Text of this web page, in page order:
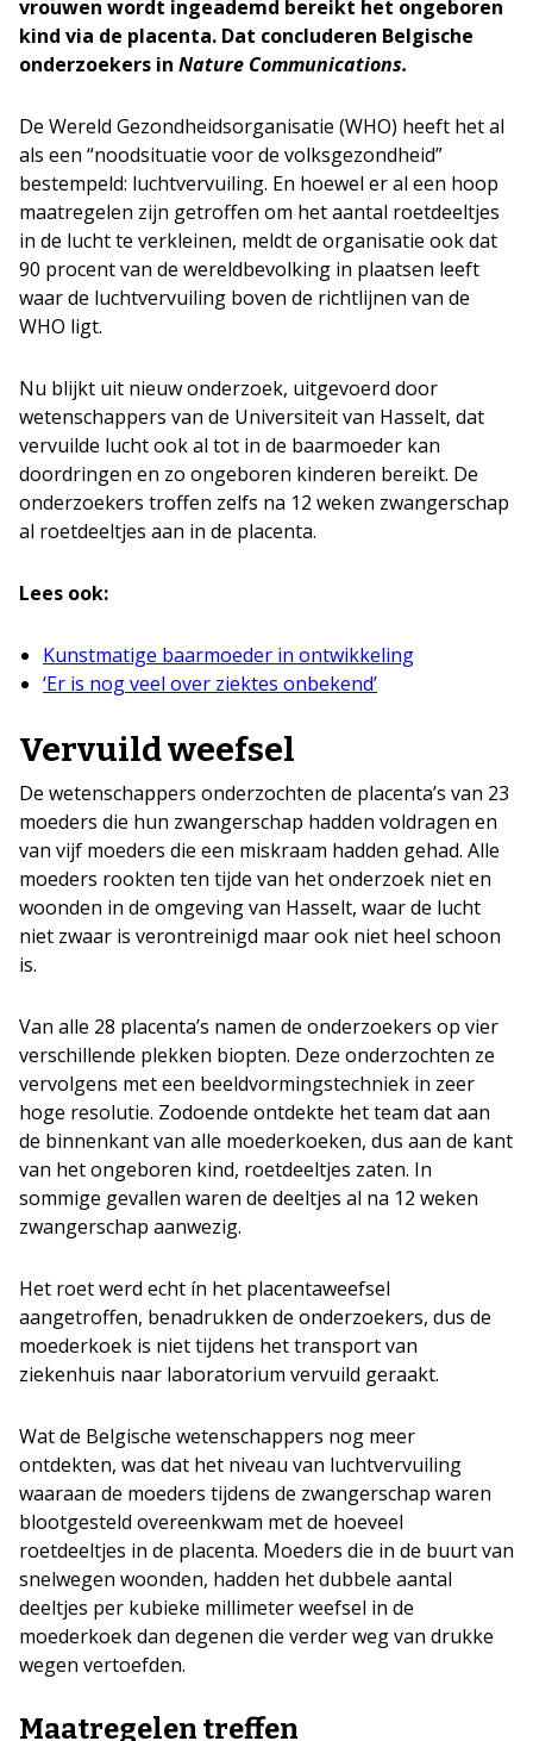
vrouwen wordt ingeademd bereikt het ongeboren
kind via de placenta. Dat concluderen Belgische
onderzoekers in Nature Communications.
De Wereld Gezondheidsorganisatie (WHO) heeft het al
als een “noodsituatie voor de volksgezondheid”
bestempeld: luchtvervuiling. En hoewel er al een hoop
maatregelen zijn getroffen om het aantal roetdeeltjes
in de lucht te verkleinen, meldt de organisatie ook dat
90 procent van de wereldbevolking in plaatsen leeft
waar de luchtvervuiling boven de richtlijnen van de
WHO ligt.
Nu blijkt uit nieuw onderzoek, uitgevoerd door
wetenschappers van de Universiteit van Hasselt, dat
vervuilde lucht ook al tot in de baarmoeder kan
doordringen en zo ongeboren kinderen bereikt. De
onderzoekers troffen zelfs na 12 weken zwangerschap
al roetdeeltjes aan in de placenta.
Lees ook:
Kunstmatige baarmoeder in ontwikkeling
‘Er is nog veel over ziektes onbekend’
Vervuild weefsel
De wetenschappers onderzochten de placenta’s van 23
moeders die hun zwangerschap hadden voldragen en
van vijf moeders die een miskraam hadden gehad. Alle
moeders rookten ten tijde van het onderzoek niet en
woonden in de omgeving van Hasselt, waar de lucht
niet zwaar is verontreinigd maar ook niet heel schoon
is.
Van alle 28 placenta’s namen de onderzoekers op vier
verschillende plekken biopten. Deze onderzochten ze
vervolgens met een beeldvormingstechniek in zeer
hoge resolutie. Zodoende ontdekte het team dat aan
de binnenkant van alle moederkoeken, dus aan de kant
van het ongeboren kind, roetdeeltjes zaten. In
sommige gevallen waren de deeltjes al na 12 weken
zwangerschap aanwezig.
Het roet werd echt ín het placentaweefsel
aangetroffen, benadrukken de onderzoekers, dus de
moederkoek is niet tijdens het transport van
ziekenhuis naar laboratorium vervuild geraakt.
Wat de Belgische wetenschappers nog meer
ontdekten, was dat het niveau van luchtvervuiling
waaraan de moeders tijdens de zwangerschap waren
blootgesteld overeenkwam met de hoeveel
roetdeeltjes in de placenta. Moeders die in de buurt van
snelwegen woonden, hadden het dubbele aantal
deeltjes per kubieke millimeter weefsel in de
moederkoek dan degenen die verder weg van drukke
wegen vertoefden.
Maatregelen treffen